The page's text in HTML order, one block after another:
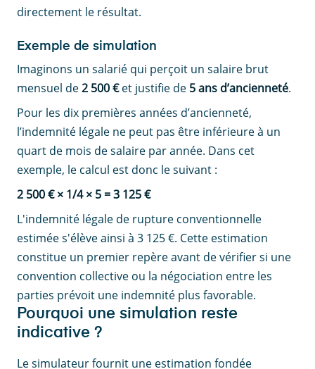
directement le résultat.
Exemple de simulation
Imaginons un salarié qui perçoit un salaire brut
mensuel de2 500 €et justifie de 5 ans d’ancienneté.
Pour les dix premières années d’ancienneté,
l’indemnité légale ne peut pas être inférieure à un
quart de mois de salaire par année. Dans cet
exemple, le calcul est donc le suivant :
2 500 € × 1/4 × 5 = 3 125 €
L'indemnité légale de rupture conventionnelle
estimée s'élève ainsi à 3 125 €. Cette estimation
constitue un premier repère avant de vérifier si une
convention collective ou la négociation entre les
parties prévoit une indemnité plus favorable.
Pourquoi une simulation reste
indicative ?
Le simulateur fournit une estimation fondée